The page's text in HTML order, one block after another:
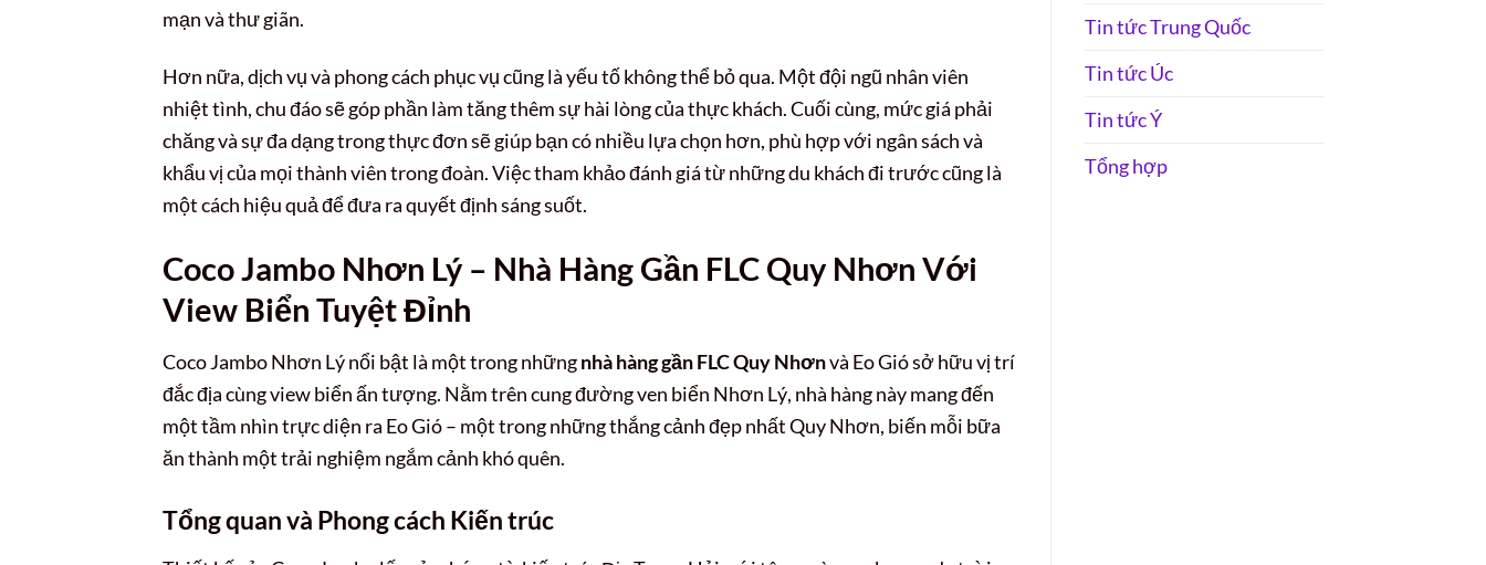
mạn và thư giãn.
Hơn nữa, dịch vụ và phong cách phục vụ cũng là yếu tố không thể bỏ qua. Một đội ngũ nhân viên
nhiệt tình, chu đáo sẽ góp phần làm tăng thêm sự hài lòng của thực khách. Cuối cùng, mức giá phải
chăng và sự đa dạng trong thực đơn sẽ giúp bạn có nhiều lựa chọn hơn, phù hợp với ngân sách và
khẩu vị của mọi thành viên trong đoàn. Việc tham khảo đánh giá từ những du khách đi trước cũng là
một cách hiệu quả để đưa ra quyết định sáng suốt.
Coco Jambo Nhơn Lý – Nhà Hàng Gần FLC Quy Nhơn Với
View Biển Tuyệt Đỉnh
Coco Jambo Nhơn Lý nổi bật là một trong nhữngnhà hàng gần FLC Quy Nhơnvà Eo Gió sở hữu vị trí
đắc địa cùng view biển ấn tượng. Nằm trên cung đường ven biển Nhơn Lý, nhà hàng này mang đến
một tầm nhìn trực diện ra Eo Gió – một trong những thắng cảnh đẹp nhất Quy Nhơn, biến mỗi bữa
ăn thành một trải nghiệm ngắm cảnh khó quên.
Tổng quan và Phong cách Kiến trúc
Tin tức Trung Quốc
Tin tức Úc
Tin tức Ý
Tổng hợp